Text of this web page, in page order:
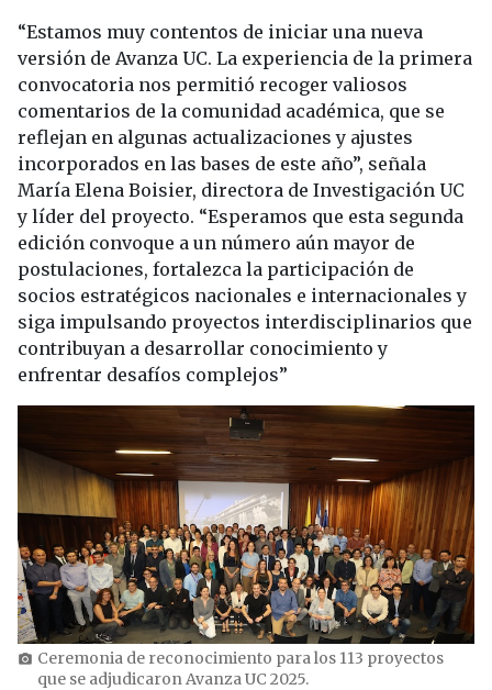
“Estamos muy contentos de iniciar una nueva
versión de Avanza UC. La experiencia de la primera
convocatoria nos permitió recoger valiosos
comentarios de la comunidad académica, que se
reflejan en algunas actualizaciones y ajustes
incorporados en las bases de este año”, señala
María Elena Boisier, directora de Investigación UC
y líder del proyecto. “Esperamos que esta segunda
edición convoque a un número aún mayor de
postulaciones, fortalezca la participación de
socios estratégicos nacionales e internacionales y
siga impulsando proyectos interdisciplinarios que
contribuyan a desarrollar conocimiento y
enfrentar desafíos complejos”
photo_camera Ceremonia de reconocimiento para los 113 proyectos
que se adjudicaron Avanza UC 2025.